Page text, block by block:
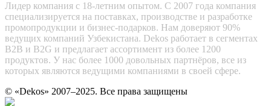
Лидер компания с 18-летним опытом. С 2007 года компания
специализируется на поставках, производстве и разработке
промопродукции и бизнес-подарков. Нам доверяют 90%
ведущих компаний Узбекистана. Dekos работает в сегментах
B2B и B2G и предлагает ассортимент из более 1200
продуктов. У нас более 1000 довольных партнёров, все из
которых являются ведущими компаниями в своей сфере.
© «Dekos» 2007–2025. Все права защищены